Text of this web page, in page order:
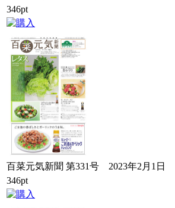
346pt
百菜元気新聞 第331号 2023年2月1日
346pt